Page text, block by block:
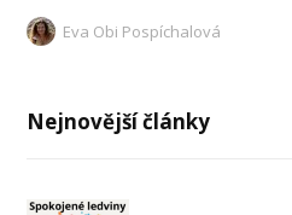
Eva Obi Pospíchalová
Nejnovější články